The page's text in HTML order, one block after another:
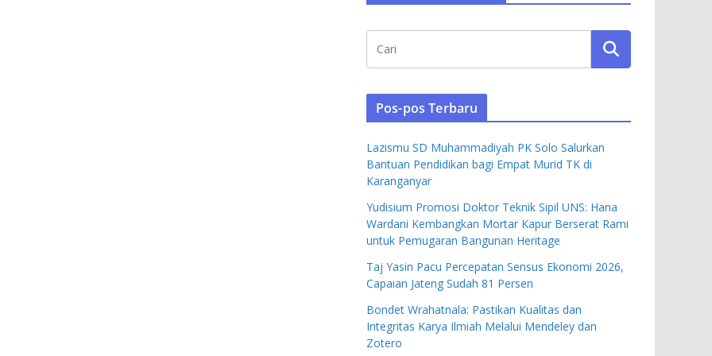
Pos-pos Terbaru
Lazismu SD Muhammadiyah PK Solo Salurkan
Bantuan Pendidikan bagi Empat Murid TK di
Karanganyar
Yudisium Promosi Doktor Teknik Sipil UNS: Hana
Wardani Kembangkan Mortar Kapur Berserat Rami
untuk Pemugaran Bangunan Heritage
Taj Yasin Pacu Percepatan Sensus Ekonomi 2026,
Capaian Jateng Sudah 81 Persen
Bondet Wrahatnala: Pastikan Kualitas dan
Integritas Karya Ilmiah Melalui Mendeley dan
Zotero